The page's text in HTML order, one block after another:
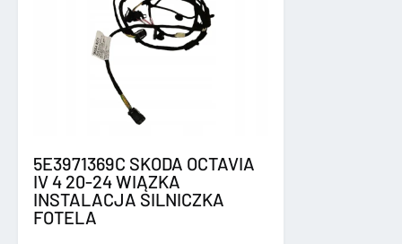
5E3971369C SKODA OCTAVIA
IV 4 20-24 WIĄZKA
INSTALACJA SILNICZKA
FOTELA